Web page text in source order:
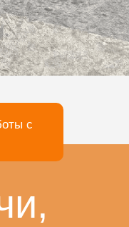
с